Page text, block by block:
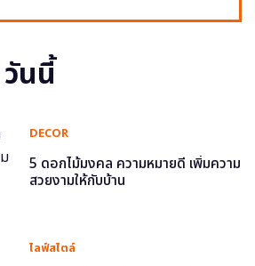
นนี้
DECOR
5 ดอกไม้มงคล ความหมายดี เพิ่มความ
สวยงามให้กับบ้าน
ไลฟ์สไตล์